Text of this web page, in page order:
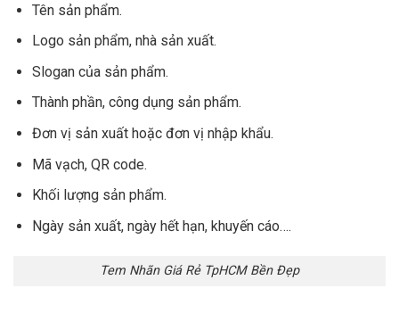
Tên sản phẩm.
Logo sản phẩm, nhà sản xuất.
Slogan của sản phẩm.
Thành phần, công dụng sản phẩm.
Đơn vị sản xuất hoặc đơn vị nhập khẩu.
Mã vạch, QR code.
Khối lượng sản phẩm.
Ngày sản xuất, ngày hết hạn, khuyến cáo….
Tem Nhãn Giá Rẻ TpHCM Bền Đẹp